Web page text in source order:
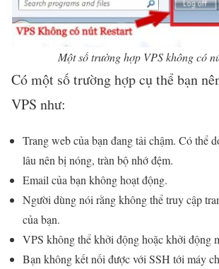
Một số trường hợp VPS không có
Có một số trường hợp cụ thể bạn
VPS như:
Trang web của bạn đang tải chậm. Có thể
lâu nên bị nóng, tràn bộ nhớ đệm.
Email của bạn không hoạt động.
Người dùng nói rằng không thể truy cập
của bạn.
VPS không thể khởi động hoặc khởi động
Bạn không kết nối được với SSH tới máy